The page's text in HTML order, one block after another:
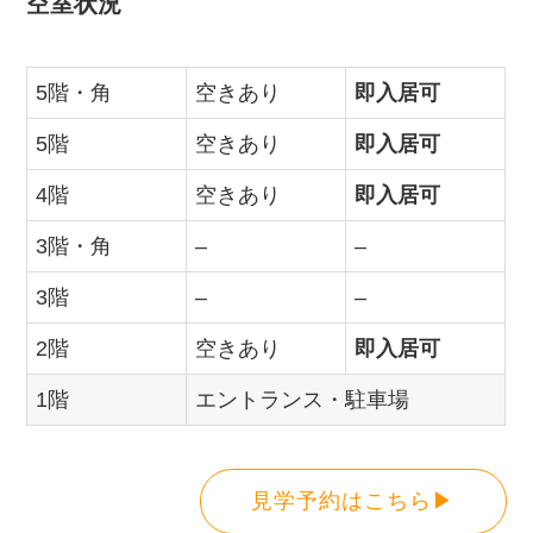
5階・角 空きあり 即入居可
5階 空きあり 即入居可
4階 空きあり 即入居可
3階・角 – –
3階 – –
2階 空きあり 即入居可
1階 エントランス・駐車場
見学予約はこちら▶